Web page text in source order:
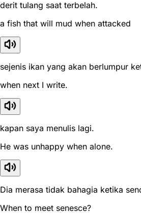
derit tulang saat terbelah.
a fish that will mud when attacked
sejenis ikan yang akan berlumpur
when next I write.
kapan saya menulis lagi.
He was unhappy when alone.
Dia merasa tidak bahagia ketika
When to meet senesce?